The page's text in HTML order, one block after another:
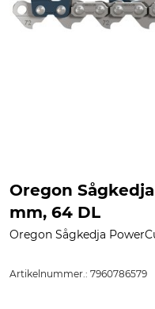
Oregon
mm, 64 DL
Oregon Sågkedja
Artikelnummer.: 7960786579